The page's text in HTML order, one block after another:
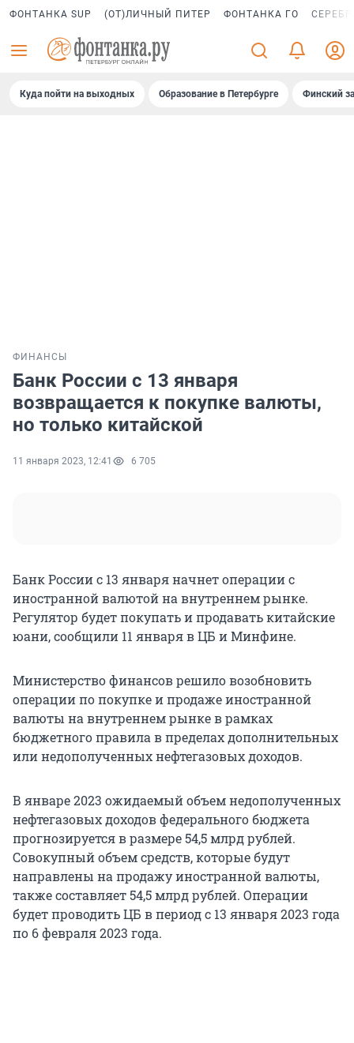
ФОНТАНКА SUP (ОТ)ЛИЧНЫЙ ПИТЕР ФОНТАНКА ГО
Куда пойти на выходных Образование в Петербурге Финский
ФИНАНСЫ
Банк России с 13 января
возвращается к покупке валюты,
но только китайской
11 января 2023, 12:41 6 705
Банк России с 13 января начнет операции с
иностранной валютой на внутреннем рынке.
Регулятор будет покупать и продавать китайские
юани, сообщили 11 января в ЦБ и Минфине.
Министерство финансов решило возобновить
операции по покупке и продаже иностранной
валюты на внутреннем рынке в рамках
бюджетного правила в пределах дополнительных
или недополученных нефтегазовых доходов.
В январе 2023 ожидаемый объем недополученных
нефтегазовых доходов федерального бюджета
прогнозируется в размере 54,5 млрд рублей.
Совокупный объем средств, которые будут
направлены на продажу иностранной валюты,
также составляет 54,5 млрд рублей. Операции
будет проводить ЦБ в период с 13 января 2023 года
по 6 февраля 2023 года.